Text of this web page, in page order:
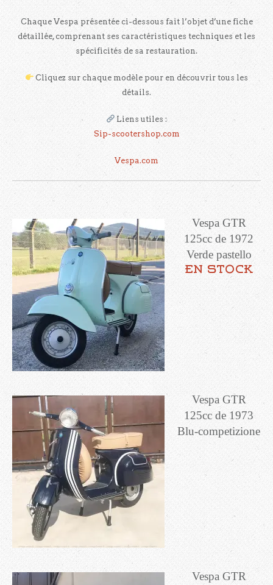
Chaque Vespa présentée ci-dessous fait l’objet d’une fiche
détaillée, comprenant ses caractéristiques techniques et les
spécificités de sa restauration.
Cliquez sur chaque modèle pour en découvrir tous les
détails.
Liens utiles :
Sip-scootershop.com
Vespa.com
Vespa GTR
125cc de 1972
Verde pastello
en stock
Vespa GTR
125cc de 1973
Blu-competizione
Vespa GTR